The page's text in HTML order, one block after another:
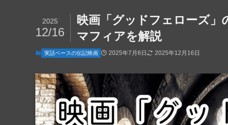
映画「グッドフェローズ
マフィアを解説
2025
12/16
実話ベースの伝記映画 2025年7月6日 2025年12月16日